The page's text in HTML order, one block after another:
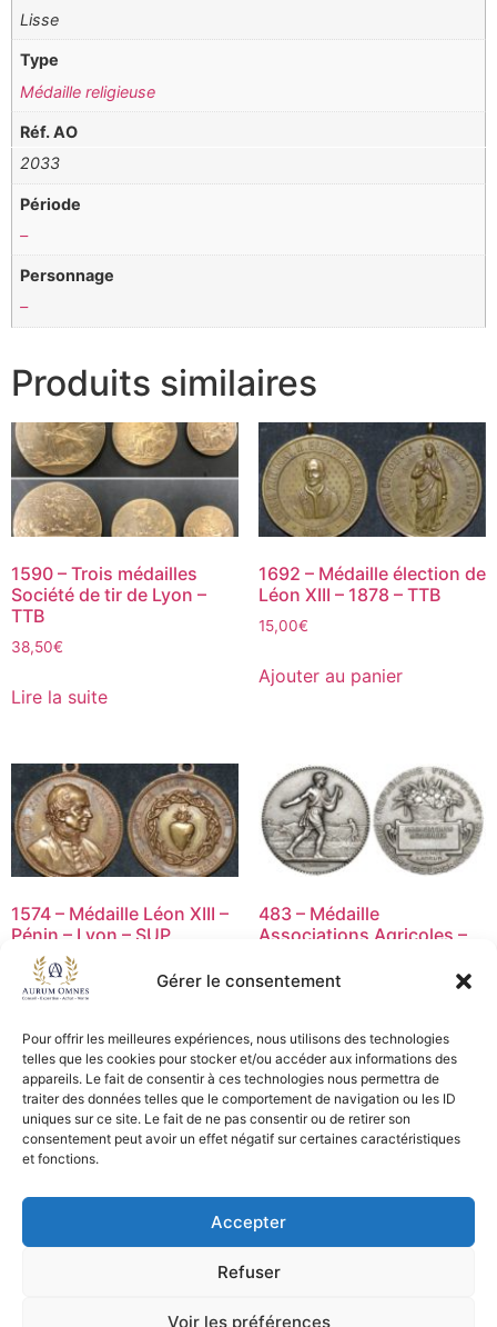
Gérer le consentement
Pour offrir les meilleures expériences, nous utilisons des technologies
telles que les cookies pour stocker et/ou accéder aux informations des
appareils. Le fait de consentir à ces technologies nous permettra de
traiter des données telles que le comportement de navigation ou les ID
uniques sur ce site. Le fait de ne pas consentir ou de retirer son
consentement peut avoir un effet négatif sur certaines caractéristiques
et fonctions.
Accepter
Refuser
Voir les préférences
Lisse
Type
Médaille religieuse
Réf. AO
2033
Période
–
Personnage
–
Produits similaires
1590 – Trois médailles
Société de tir de Lyon –
TTB
38,50€
Lire la suite
1692 – Médaille élection de
Léon XIII – 1878 – TTB
15,00€
Ajouter au panier
1574 – Médaille Léon XIII –
Pénin – Lyon – SUP
15,00€
483 – Médaille
Associations Agricoles –
55,00€
Lire la suite
CGV - CGL
Copyright © 2026 Aurum Omnes